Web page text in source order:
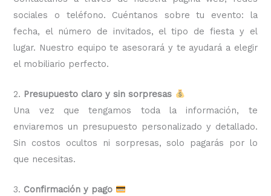
sociales o teléfono. Cuéntanos sobre tu evento: la
fecha, el número de invitados, el tipo de fiesta y el
lugar. Nuestro equipo te asesorará y te ayudará a elegir
el mobiliario perfecto.
2. Presupuesto claro y sin sorpresas
Una vez que tengamos toda la información, te
enviaremos un presupuesto personalizado y detallado.
Sin costos ocultos ni sorpresas, solo pagarás por lo
que necesitas.
3. Confirmación y pago